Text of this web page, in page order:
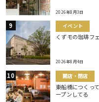
2026年8月3日
イベント
くずモの珈琲フ
2026年8月4日
開店・閉店
東船橋につくっ
ープンしてる